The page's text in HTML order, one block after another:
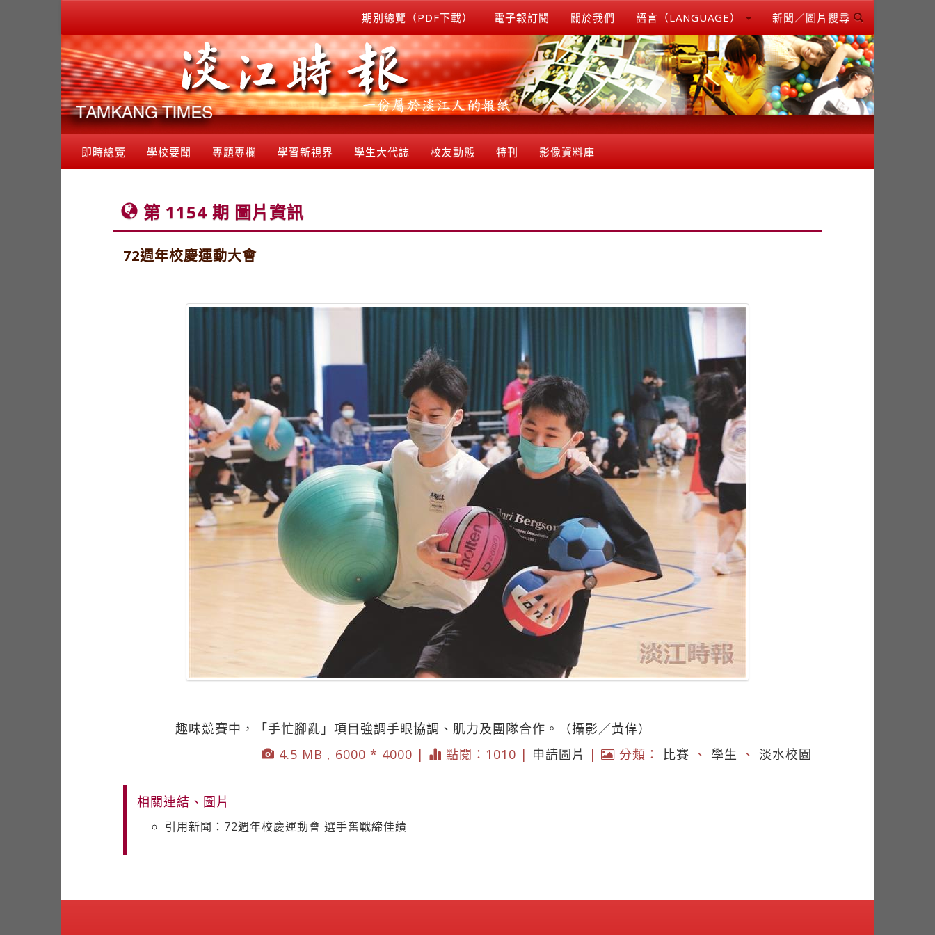
期別總覽（PDF下載） 電子報訂閱 關於我們 語言（LANGUAGE） 新聞／圖片搜尋
即時總覽 學校要聞 專題專欄 學習新視界 學生大代誌 校友動態 特刊 影像資料庫
第 1154 期 圖片資訊
72週年校慶運動大會
趣味競賽中，「手忙腳亂」項目強調手眼協調、肌力及團隊合作。（攝影／黃偉）
4.5 MB , 6000 * 4000 |
點閱：1010 | 申請圖片 | 分類： 比賽 、 學生 、 淡水校園
相關連結、圖片
引用新聞：72週年校慶運動會 選手奮戰締佳績